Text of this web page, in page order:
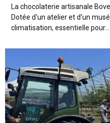
La chocolaterie artisanale
Dotée d'un atelier et d'un
climatisation, essentielle pour...